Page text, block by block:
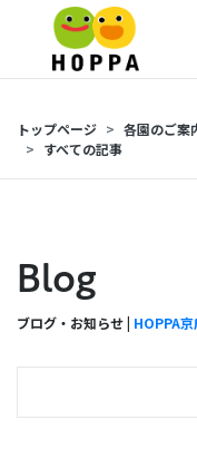
トップページ 各園のご案
すべての記事
Blog
ブログ・お知らせ | HOPPA